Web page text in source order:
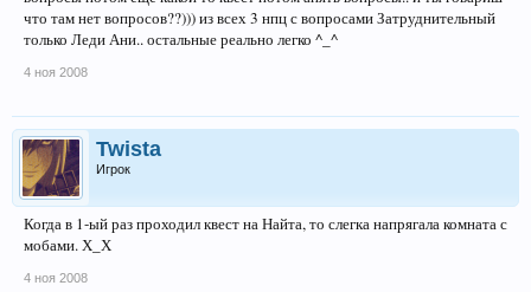
что там нет вопросов??))) из всех 3 нпц с вопросами Затруднительный
только Леди Ани.. остальные реально легко ^_^
4 ноя 2008
Twista
Игрок
Когда в 1-ый раз проходил квест на Найта, то слегка напрягала комната с
мобами. Х_Х
4 ноя 2008